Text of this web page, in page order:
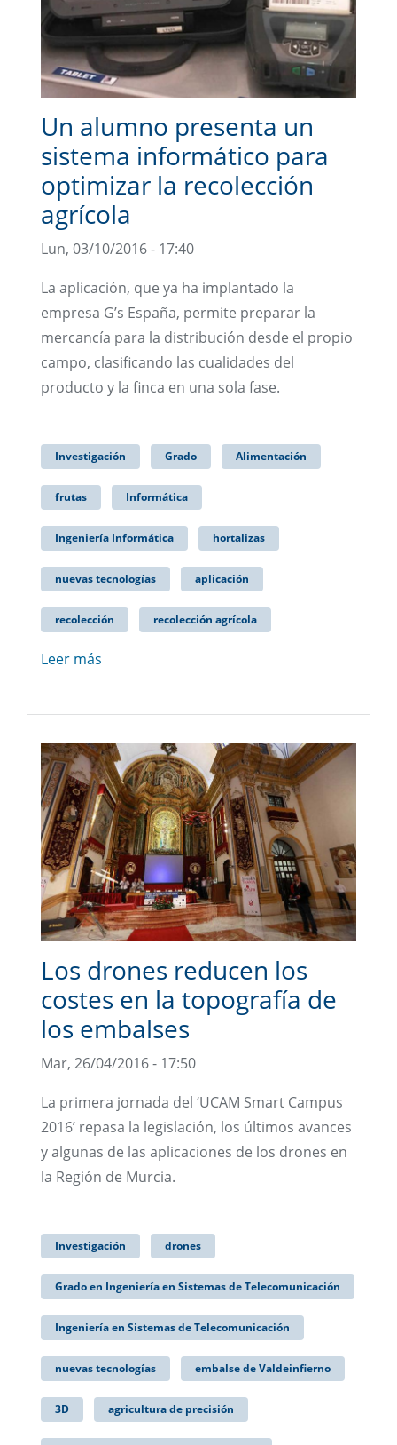
Un alumno presenta un
sistema informático para
optimizar la recolección
agrícola
Lun, 03/10/2016 - 17:40
La aplicación, que ya ha implantado la
empresa G’s España, permite preparar la
mercancía para la distribución desde el propio
campo, clasificando las cualidades del
producto y la finca en una sola fase.
Investigación Grado Alimentación
frutas Informática
Ingeniería Informática hortalizas
nuevas tecnologías aplicación
recolección recolección agrícola
Leer más
Los drones reducen los
costes en la topografía de
los embalses
Mar, 26/04/2016 - 17:50
La primera jornada del ‘UCAM Smart Campus
2016’ repasa la legislación, los últimos avances
y algunas de las aplicaciones de los drones en
la Región de Murcia.
Investigación drones
Grado en Ingeniería en Sistemas de Telecomunicación
Ingeniería en Sistemas de Telecomunicación
nuevas tecnologías embalse de Valdeinfierno
3D agricultura de precisión